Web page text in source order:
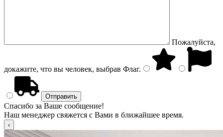
Пожалуйста,
докажите, что вы человек, выбрав Флаг.
Спасибо за Ваше сообщение!
Наш менеджер свяжется с Вами в ближайшее время.